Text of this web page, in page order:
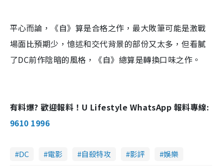
平心而論，《自》算是合格之作，最大敗筆可能是激戰
場面比預期少，憶述和交代背景的部份又太多，但看膩
了DC前作陰暗的風格，《自》總算是轉換口味之作。
有料爆? 歡迎報料！U Lifestyle WhatsApp 報料專線:
9610 1996
DC 電影 自殺特攻 影評 娛樂